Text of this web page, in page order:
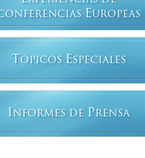
EUROPEAS
T ÓPICOS ESPECIALES
INFORMES DE PRENSA